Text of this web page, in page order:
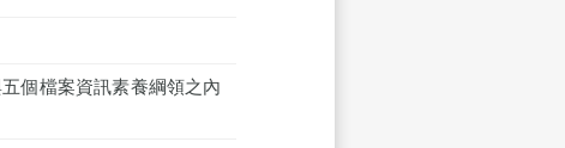
個檔案資訊素養綱領之內